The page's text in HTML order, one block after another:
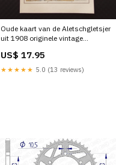
Oude kaart van de Aletschgletsjer
uit 1908 originele vintage
Zwitserland Bergtoppen
US$ 17.95
★★★★★ 5.0 (13 reviews)